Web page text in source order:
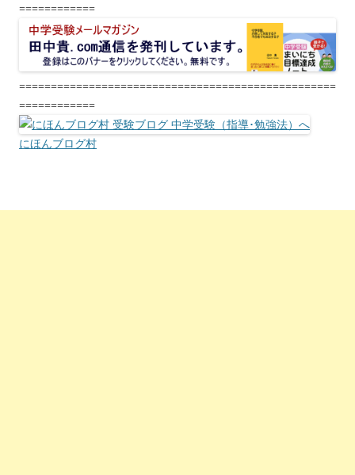
============
==================================================
============
にほんブログ村